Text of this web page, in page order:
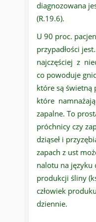
diagnozowana
(R.19.6).
U 90 proc.
przypadłości
najczęściej z
co powoduje
które są świetną
które
zapalne. To
próchnicy czy
dziąseł i
zapach z ust
nalotu na języku
produkcji śliny
człowiek
dziennie.